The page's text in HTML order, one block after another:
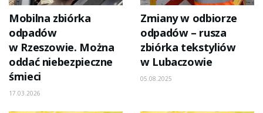
Mobilna zbiórka
odpadów
w Rzeszowie. Można
oddać niebezpieczne
śmieci
17.03.2026
Zmiany w odbiorze
odpadów – rusza
zbiórka tekstyliów
w Lubaczowie
05.08.2025